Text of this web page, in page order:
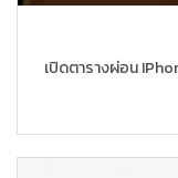
เปิดตารางผ่อน